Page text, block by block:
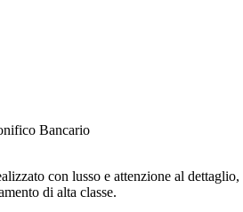
Bancario
con lusso e attenzione al
di alta classe.